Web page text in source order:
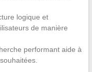
logique et
de manière
performant aide à